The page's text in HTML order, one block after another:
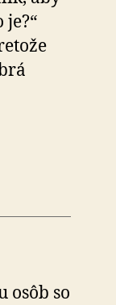
je?“
osôb so